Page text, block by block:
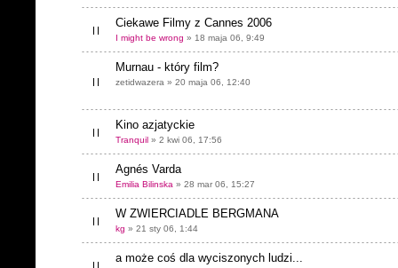
Ciekawe Filmy z Cannes 2006
I might be wrong » 18 maja 06, 9:49
Murnau - który film?
zetidwazera » 20 maja 06, 12:40
Kino azjatyckie
Tranquil » 2 kwi 06, 17:56
Agnés Varda
Emilia Bilinska » 28 mar 06, 15:27
W ZWIERCIADLE BERGMANA
kg » 21 sty 06, 1:44
a może coś dla wyciszonych ludzi...